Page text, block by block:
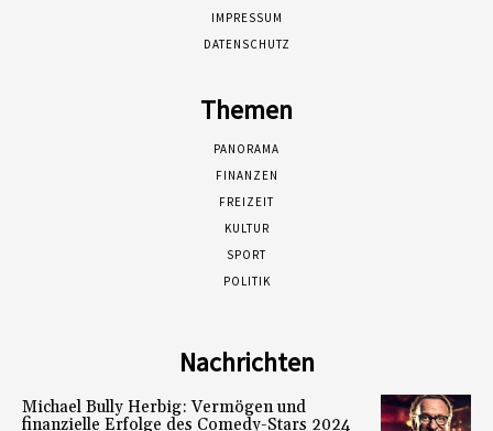
IMPRESSUM
DATENSCHUTZ
Themen
PANORAMA
FINANZEN
FREIZEIT
KULTUR
SPORT
POLITIK
Nachrichten
Michael Bully Herbig: Vermögen und
finanzielle Erfolge des Comedy-Stars 2024